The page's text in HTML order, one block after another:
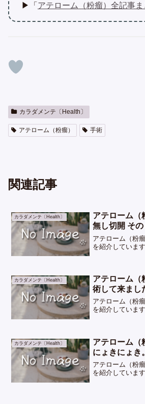
▶「 アテローム（粉瘤）全記事ま
カラダメンテ〔Health〕
アテローム（粉瘤） 手術
関連記事
カラダメンテ〔Health〕
アテローム（
無し切開 その
アテローム（粉
を紹介しています
カラダメンテ〔Health〕
アテローム（
術して来まし
アテローム（粉
を紹介しています
カラダメンテ〔Health〕
アテローム（
にょきにょき。
アテローム（粉
を紹介しています